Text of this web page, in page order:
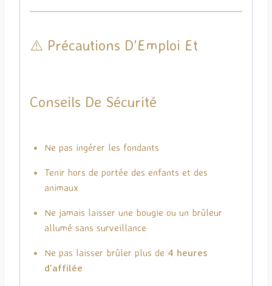
⚠️ Précautions D’Emploi Et
Conseils De Sécurité
Ne pas ingérer les fondants
Tenir hors de portée des enfants et des
animaux
Ne jamais laisser une bougie ou un brûleur
allumé sans surveillance
Ne pas laisser brûler plus de 4 heures
d’affilée